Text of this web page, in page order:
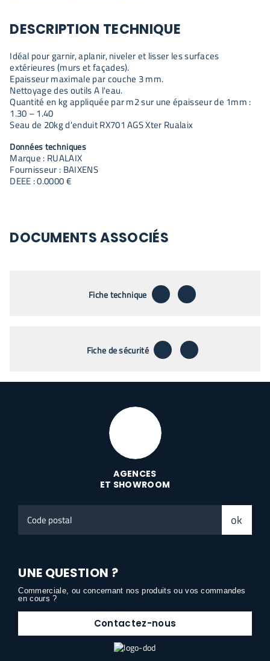
DESCRIPTION TECHNIQUE
Idéal pour garnir, aplanir, niveler et lisser les surfaces
extérieures (murs et façades).
Epaisseur maximale par couche 3 mm.
Nettoyage des outils A l'eau.
Quantité en kg appliquée par m2 sur une épaisseur de 1mm :
1.30 – 1.40
Seau de 20kg d'enduit RX701 AGS Xter Rualaix
Données techniques
Marque : RUALAIX
Fournisseur : BAIXENS
DEEE : 0.0000 €
DOCUMENTS ASSOCIÉS
Fiche technique téléchargerenvoyer par
Fiche de sécurité téléchargerenvoyer par
AGENCES
ET SHOWROOM
postal
ok
UNE QUESTION ?
Commerciale, ou concernant nos produits ou vos commandes
en cours ?
Contactez-nous